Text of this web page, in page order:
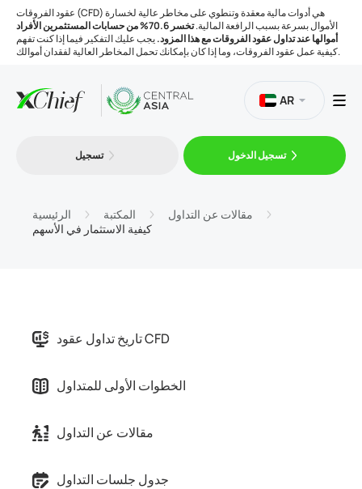
عقود الفروقات (CFD) هي أدوات مالية معقدة وتنطوي على مخاطر عالية لخسارة
الأموال بسرعة بسبب الرافعة المالية.
تخسر 70.6% من حسابات المستثمرين الأفراد
أموالها عند تداول عقود الفروقات مع هذا المزود.يجب عليك التفكير فيما إذا كنت تفهم
كيفية عمل عقود الفروقات، وما إذا كان بإمكانك تحمل المخاطر العالية لفقدان أموالك.
المنصات
AR
تسجيل تسجيل الدخول
الرئيسية المكتبة
مقالات عن التداول
كيفية الاستثمار في الأسهم
تاريخ تداول عقود CFD
الخطوات الأولى للمتداول
مقالات عن التداول
جدول جلسات التداول